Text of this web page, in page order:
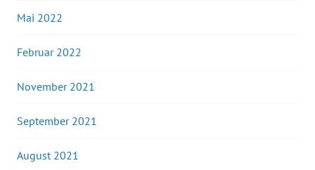
Mai 2022
Februar 2022
November 2021
September 2021
August 2021